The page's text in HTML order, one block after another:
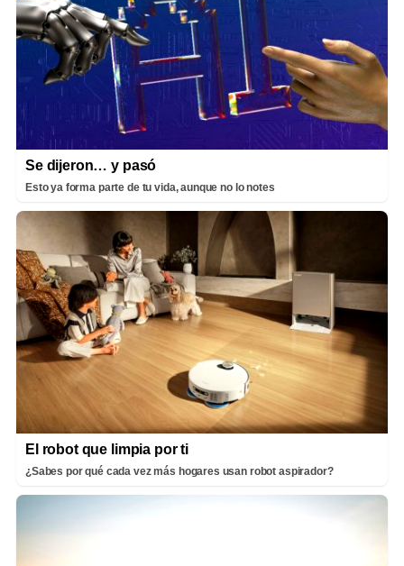
Se dijeron… y pasó
Esto ya forma parte de tu vida, aunque no lo notes
El robot que limpia por ti
¿Sabes por qué cada vez más hogares usan robot aspirador?